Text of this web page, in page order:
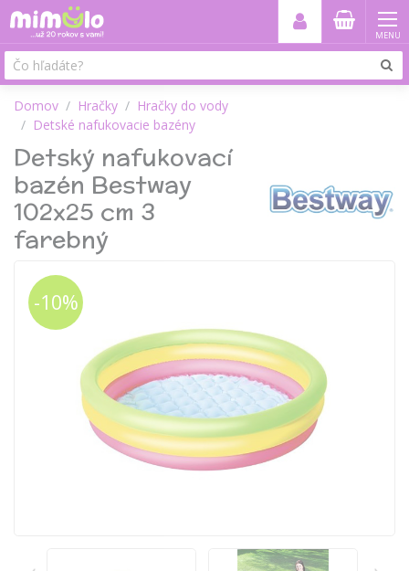
MENU
Domov Hračky
Hračky do vody
Detské nafukovacie bazény
Detský nafukovací
bazén Bestway
102x25 cm 3
farebný
-10%